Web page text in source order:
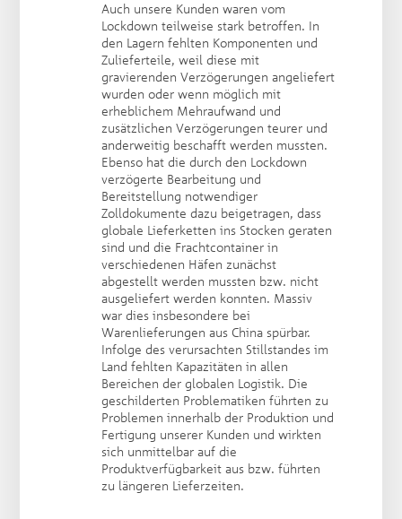
Auch unsere Kunden waren vom
Lockdown teilweise stark betroffen. In
den Lagern fehlten Komponenten und
Zulieferteile, weil diese mit
gravierenden Verzögerungen angeliefert
wurden oder wenn möglich mit
erheblichem Mehraufwand und
zusätzlichen Verzögerungen teurer und
anderweitig beschafft werden mussten.
Ebenso hat die durch den Lockdown
verzögerte Bearbeitung und
Bereitstellung notwendiger
Zolldokumente dazu beigetragen, dass
globale Lieferketten ins Stocken geraten
sind und die Frachtcontainer in
verschiedenen Häfen zunächst
abgestellt werden mussten bzw. nicht
ausgeliefert werden konnten. Massiv
war dies insbesondere bei
Warenlieferungen aus China spürbar.
Infolge des verursachten Stillstandes im
Land fehlten Kapazitäten in allen
Bereichen der globalen Logistik. Die
geschilderten Problematiken führten zu
Problemen innerhalb der Produktion und
Fertigung unserer Kunden und wirkten
sich unmittelbar auf die
Produktverfügbarkeit aus bzw. führten
zu längeren Lieferzeiten.